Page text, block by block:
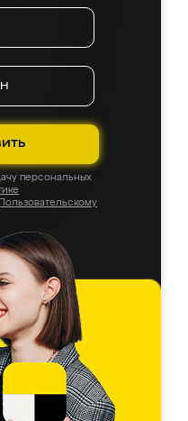
персональных
Пользовательскому